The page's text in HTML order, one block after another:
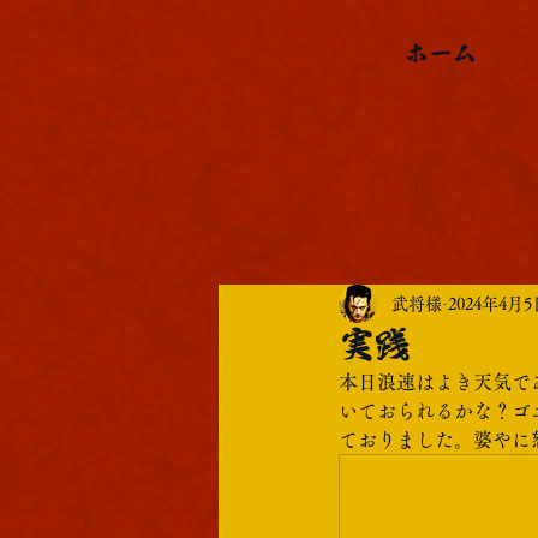
ホーム
実践
武将様 2024年4月5
本日浪速はよき天気
いておられるかな？
ておりました。婆や